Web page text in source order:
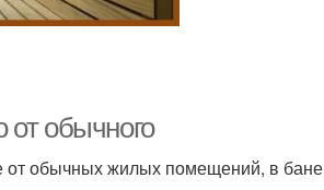
от обычного
от обычных жилых помещений, в бане